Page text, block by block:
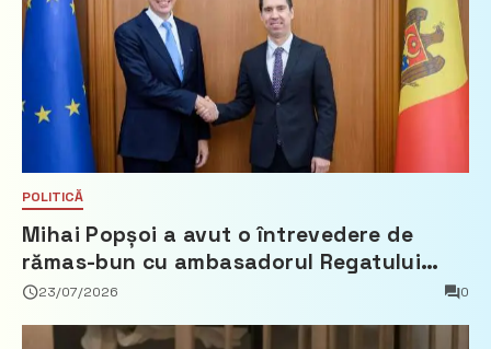
POLITICĂ
Mihai Popșoi a avut o întrevedere de
rămas-bun cu ambasadorul Regatului
Țărilor de Jos, Fred Duijn
23/07/2026 0